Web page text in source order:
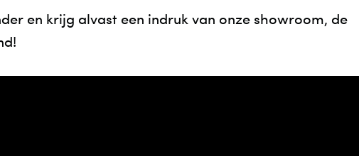
en krijg alvast een indruk van onze showroom, de